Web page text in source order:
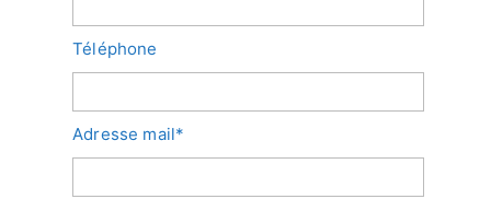
Téléphone
Adresse mail*